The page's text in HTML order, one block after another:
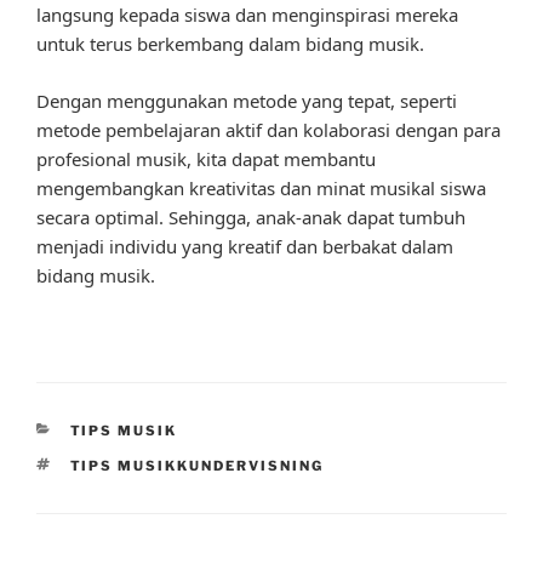
langsung kepada siswa dan menginspirasi mereka
untuk terus berkembang dalam bidang musik.
Dengan menggunakan metode yang tepat, seperti
metode pembelajaran aktif dan kolaborasi dengan para
profesional musik, kita dapat membantu
mengembangkan kreativitas dan minat musikal siswa
secara optimal. Sehingga, anak-anak dapat tumbuh
menjadi individu yang kreatif dan berbakat dalam
bidang musik.
CATEGORIES
TIPS MUSIK
TAGS
TIPS MUSIKKUNDERVISNING